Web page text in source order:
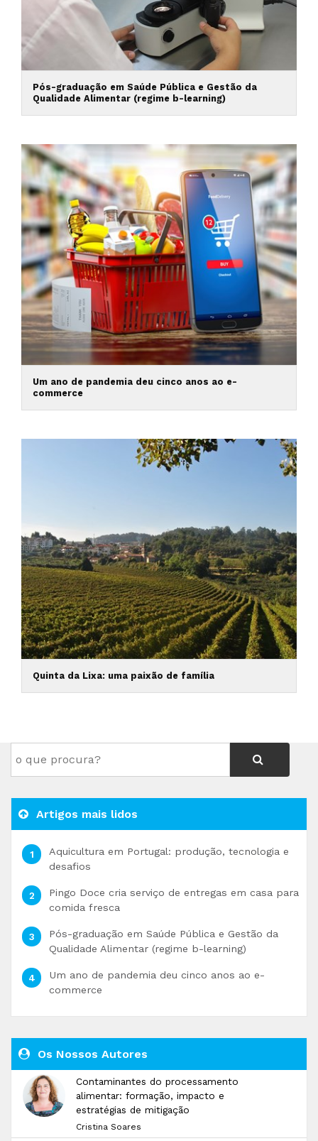
Pós-graduação em Saúde Pública e Gestão da
Qualidade Alimentar (regime b-learning)
Um ano de pandemia deu cinco anos ao e-
commerce
Quinta da Lixa: uma paixão de família
Artigos mais lidos
Aquicultura em Portugal: produção, tecnologia e
desafios
Pingo Doce cria serviço de entregas em casa para
comida fresca
Pós-graduação em Saúde Pública e Gestão da
Qualidade Alimentar (regime b-learning)
Um ano de pandemia deu cinco anos ao e-
commerce
Os Nossos Autores
Contaminantes do processamento
alimentar: formação, impacto e
estratégias de mitigação
Cristina Soares